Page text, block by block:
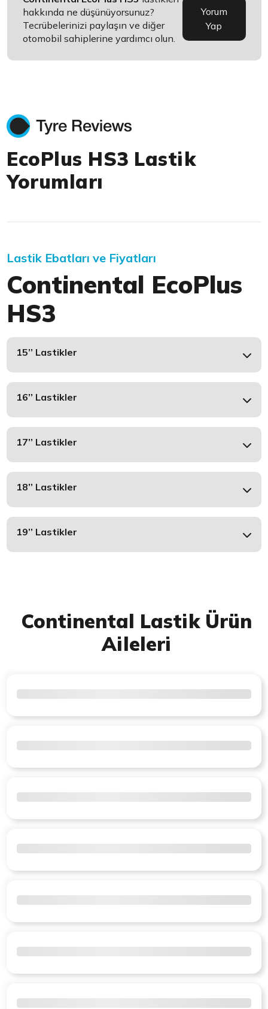
hakkında ne düşünüyorsunuz?
Tecrübelerinizi paylaşın ve diğer
otomobil sahiplerine yardımcı olun.
Yorum
Yap
EcoPlus HS3 Lastik
Yorumları
Lastik Ebatları ve Fiyatları
Continental EcoPlus
HS3
15’’ Lastikler
16’’ Lastikler
17’’ Lastikler
18’’ Lastikler
19’’ Lastikler
Continental Lastik Ürün
Aileleri